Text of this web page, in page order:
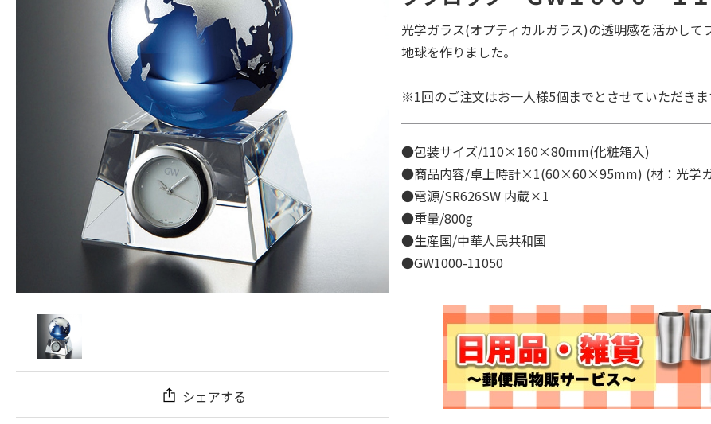
シェアする
光学ガラス(オプティカルガラス)の透明感を活かして
地球を作りました。
※1回のご注文はお一人様5個までとさせていただきま
●包装サイズ/110×160×80mm(化粧箱入)
●商品内容/卓上時計×1(60×60×95mm) (材：光学
●電源/SR626SW 内蔵×1
●重量/800g
●生産国/中華人民共和国
●GW1000-11050